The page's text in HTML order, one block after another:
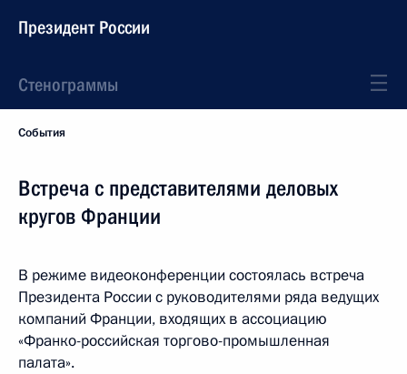
Президент России
Стенограммы
События
Встреча с представителями деловых
кругов Франции
В режиме видеоконференции состоялась встреча
Президента России с руководителями ряда ведущих
компаний Франции, входящих в ассоциацию
«Франко-российская торгово-промышленная
палата».